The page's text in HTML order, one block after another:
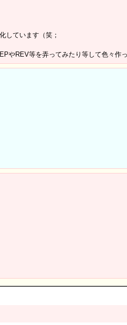
しています（笑；
やREV等を弄ってみたり等して色々作